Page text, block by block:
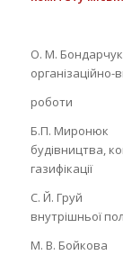
О. М.
організаційно-
роботи
Б.П.
газифікації
С. Й. Груй –
внутрішньої
М. В.